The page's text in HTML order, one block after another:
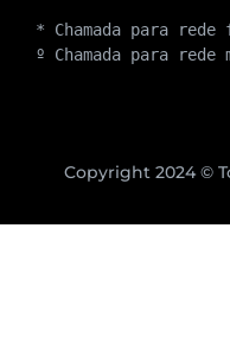
* Chamada para
º Chamada para rede
Copyright 2024 ©